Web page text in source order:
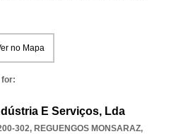
no Mapa
for:
E Serviços, Lda
302, REGUENGOS MONSARAZ,